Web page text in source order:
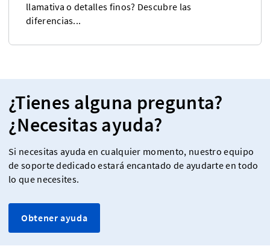
llamativa o detalles finos? Descubre las
diferencias...
¿Tienes alguna pregunta?
¿Necesitas ayuda?
Si necesitas ayuda en cualquier momento, nuestro equipo
de soporte dedicado estará encantado de ayudarte en todo
lo que necesites.
Obtener ayuda